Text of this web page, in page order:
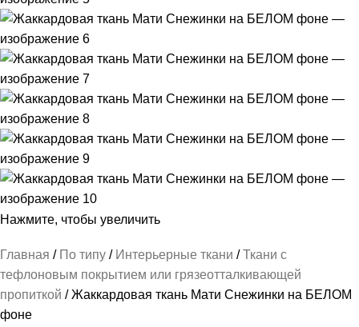
Нажмите, чтобы увеличить
Главная По типу Интерьерные ткани
Ткани с
тефлоновым покрытием или грязеотталкивающей
пропиткой
Жаккардовая ткань Мати Снежинки на БЕЛОМ
фоне